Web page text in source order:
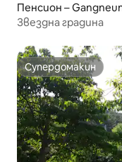
Пенсион –
Звездна градина
Супердомакин
Супердомакин